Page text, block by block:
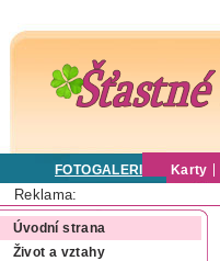
FOTOGALERIE Karty
Reklama:
Úvodní strana
Život a vztahy